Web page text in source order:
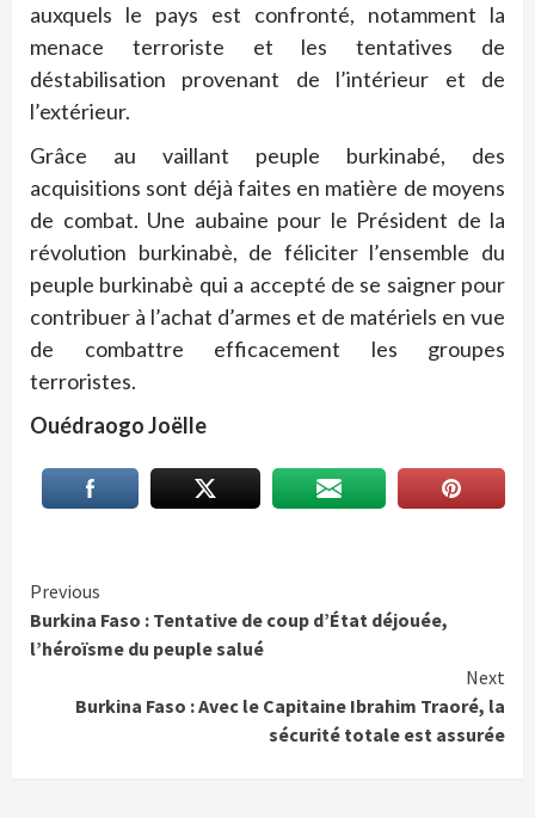
auxquels le pays est confronté, notamment la
menace terroriste et les tentatives de
déstabilisation provenant de l’intérieur et de
l’extérieur.
Grâce au vaillant peuple burkinabé, des
acquisitions sont déjà faites en matière de moyens
de combat. Une aubaine pour le Président de la
révolution burkinabè, de féliciter l’ensemble du
peuple burkinabè qui a accepté de se saigner pour
contribuer à l’achat d’armes et de matériels en vue
de combattre efficacement les groupes
terroristes.
Ouédraogo Joëlle
Continue
Reading
Previous
Burkina Faso : Tentative de coup d’État déjouée,
l’héroïsme du peuple salué
Next
Burkina Faso : Avec le Capitaine Ibrahim Traoré, la
sécurité totale est assurée